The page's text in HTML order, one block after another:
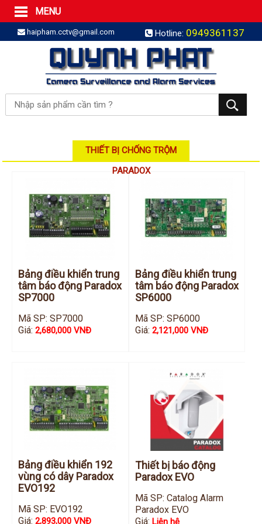
MENU
Trang Chủ
Sản phẩm
SẢN PHẨM TRỌN GÓI
LẮP BÁO TRỘM TRỌN GÓI
LẮP CAMERA TRỌN GÓI
Camera IP
Camera IP KBVISION
Camera IP HIKVISION
Camera IP Visionhitech
Đầu ghi IP | NVR
Đầu ghi IP HDParagon
Đầu ghi IP Visionhitech
Camera Dahua
Camera Visionhitech
Camera KBVISION
Đầu ghi Analog
Đầu ghi HDParagon
Đầu ghi HIKVISION
haipham.cctv@gmail.com Hotline: 0949361137
THIẾT BỊ CHỐNG TRỘM
PARADOX
Bảng điều khiển trung
tâm báo động Paradox
SP7000
Mã SP: SP7000
Giá:2,680,000 VNĐ
Bảng điều khiển trung
tâm báo động Paradox
SP6000
Mã SP: SP6000
Giá: 2,121,000 VNĐ
Bảng điều khiển 192
vùng có dây Paradox
EVO192
Mã SP: EVO192
Giá:2,893,000 VNĐ
Thiết bị báo động
Paradox EVO
Mã SP: Catalog Alarm
Paradox EVO
Giá: Liên hệ